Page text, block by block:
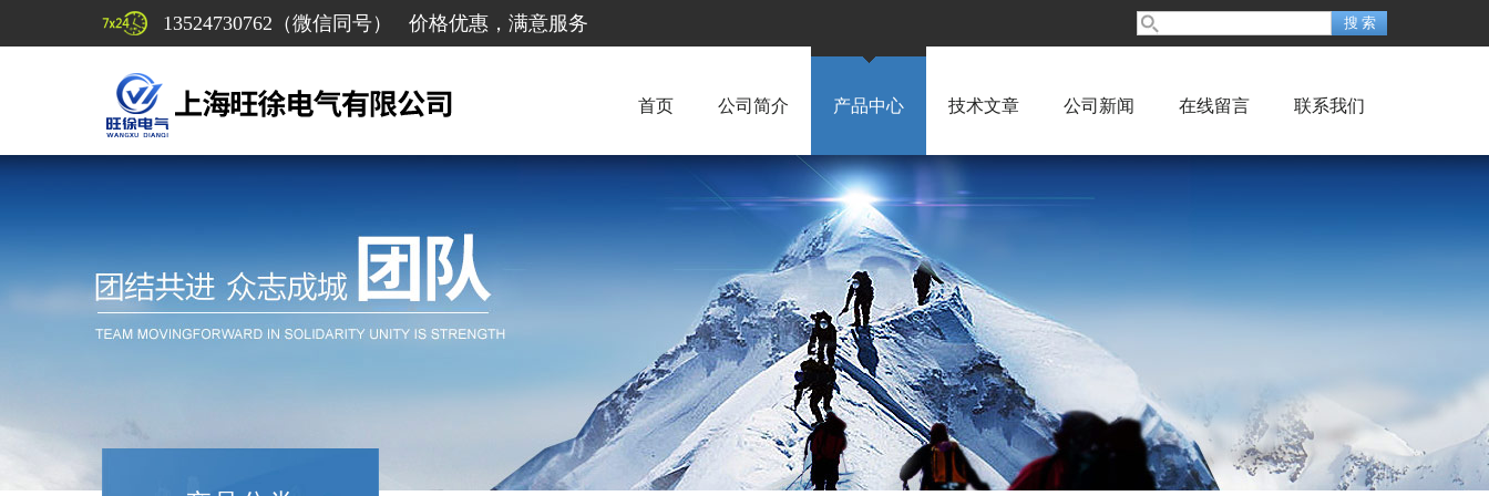
13524730762（微信同号） 价格优惠，满意服务
首页 公司简介 产品中心 技术文章 公司新闻 在线留言 联系我们